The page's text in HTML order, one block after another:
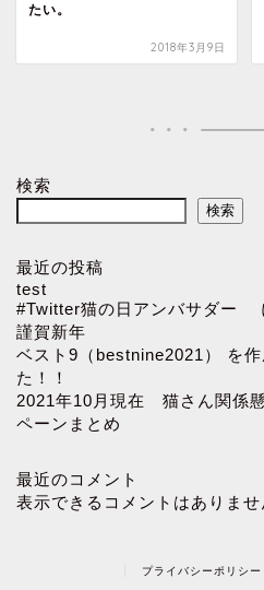
たい。
2018年3月9日
検索
検索
最近の投稿
test
#Twitter猫の日アンバサダー
謹賀新年
ベスト9（bestnine2021） を
た！！
2021年10月現在 猫さん関係
ペーンまとめ
最近のコメント
表示できるコメントはありませ
プライバシーポリシー